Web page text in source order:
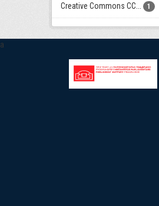
Creative Commons CC... 1
a